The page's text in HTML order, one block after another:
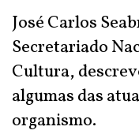
José Carlos
Secretariado
Cultura,
algumas das
organismo.